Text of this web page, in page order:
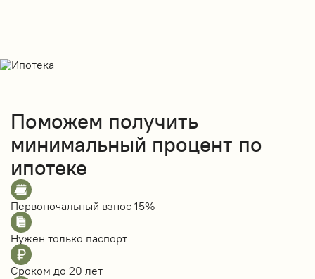
Поможем получить
минимальный процент по
ипотеке
Первоночальный взнос 15%
Нужен только паспорт
Сроком до 20 лет